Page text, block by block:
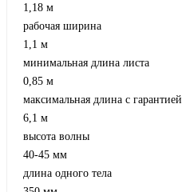
1,18 м
рабочая ширина
1,1 м
минимальная длина листа
0,85 м
максимальная длина с гарантией
6,1 м
высота волны
40-45 мм
длина одного тела